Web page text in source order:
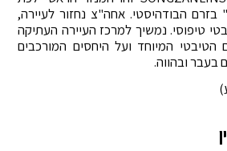
בזרם הבודהיסטי. אחה"צ נחזור לעיירה,
טיפוסי. נמשיך למרכז העיירה העתיקה
הטיבטי המיוחד ועל היחסים המורכבים
בעבר ובהווה.